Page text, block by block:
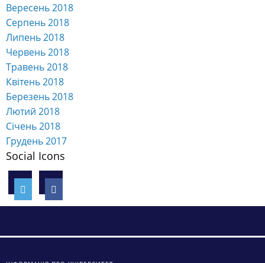
Вересень 2018
Серпень 2018
Липень 2018
Червень 2018
Травень 2018
Квітень 2018
Березень 2018
Лютий 2018
Січень 2018
Грудень 2017
Social Icons